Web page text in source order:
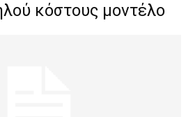
κόστους μοντέλο